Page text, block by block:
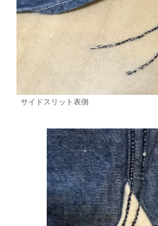
サイドスリット表側